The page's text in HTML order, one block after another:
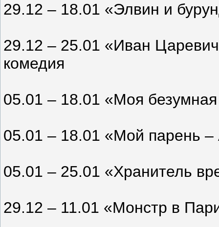
29.12 – 18.01 «Элвин и
29.12 – 25.01 «Иван
комедия
05.01 – 18.01 «Моя
05.01 – 18.01 «Мой парень –
05.01 – 25.01 «Хранитель
29.12 – 11.01 «Монстр в